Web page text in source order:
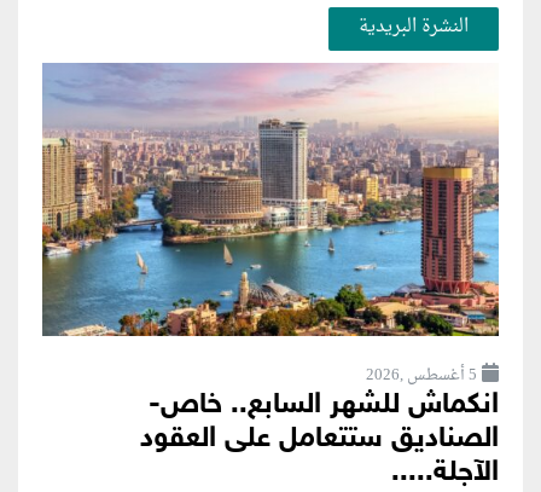
النشرة البريدية
5 أغسطس ,2026
انكماش للشهر السابع.. خاص-
الصناديق ستتعامل على العقود
الآجلة.....